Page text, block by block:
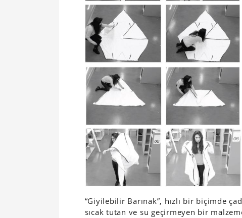
“Giyilebilir Barınak”, hızlı bir biçimde
sıcak tutan ve su geçirmeyen bir